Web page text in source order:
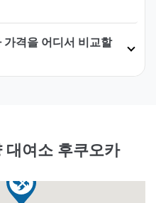
격을 어디서 비교할
대여소 후쿠오카